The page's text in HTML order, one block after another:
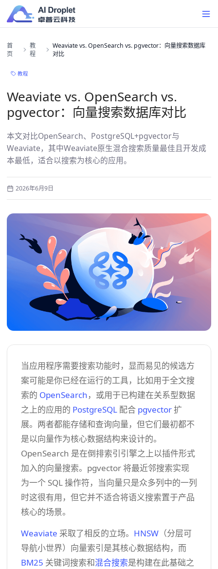
首
页
教
程
Weaviate vs. OpenSearch vs. pgvector：向量搜索数据库
对比
教程
Weaviate vs. OpenSearch vs.
pgvector：向量搜索数据库对比
本文对比OpenSearch、PostgreSQL+pgvector与
Weaviate，其中Weaviate原生混合搜索质量最佳且开发成
本最低，适合以搜索为核心的应用。
2026年6月9日
当应用程序需要搜索功能时，显而易见的候选方
案可能是你已经在运行的工具，比如用于全文搜
索的 OpenSearch，或用于已构建在关系型数据
之上的应用的 PostgreSQL 配合 pgvector扩
展。两者都能存储和查询向量，但它们最初都不
是以向量作为核心数据结构来设计的。
OpenSearch 是在倒排索引引擎之上以插件形式
加入的向量搜索。pgvector 将最近邻搜索实现
为一个 SQL 操作符，当向量只是众多列中的一列
时这很有用，但它并不适合将语义搜索置于产品
核心的场景。
Weaviate 采取了相反的立场。 HNSW （分层可
导航小世界）向量索引是其核心数据结构，而
BM25 关键词搜索和混合搜索是构建在此基础之